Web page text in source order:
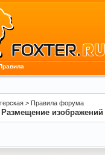
> Правила форума
изображений